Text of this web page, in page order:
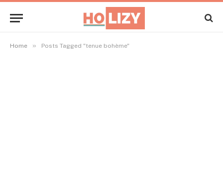
Home » Posts Tagged "tenue bohème"